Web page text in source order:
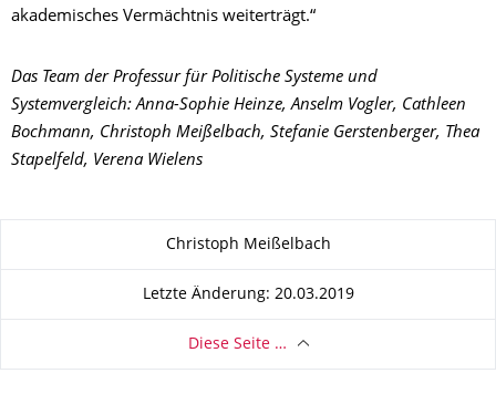
akademisches Vermächtnis weiterträgt.“
Das Team der Professur für Politische Systeme und
Systemvergleich: Anna-Sophie Heinze, Anselm Vogler, Cathleen
Bochmann, Christoph Meißelbach, Stefanie Gerstenberger, Thea
Stapelfeld, Verena Wielens
Zu dieser SeiteChristoph Meißelbach
Letzte Änderung: 20.03.2019
Diese Seite …